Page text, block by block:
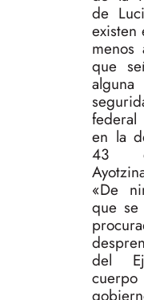
de
existen
menos
que
en la
43
«De
que
del